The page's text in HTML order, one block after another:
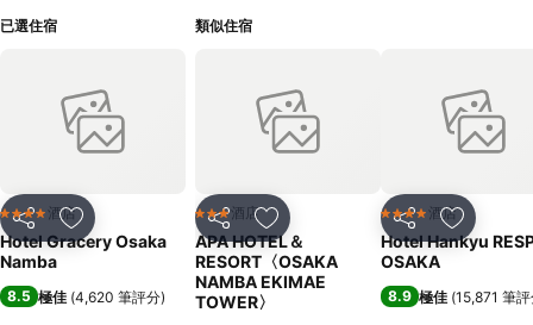
已選住宿
分享 放到收藏夾
4 星級 酒店
Hotel Gracery Osaka
Namba
8.5 極佳 (4,620 筆評分)
類似住宿
分享 放到收藏夾
3 星級酒店
APA HOTEL＆
RESORT〈OSAKA
NAMBA EKIMAE
TOWER〉
分享 放到收藏
4 星級 酒店
Hotel Hankyu
OSAKA
8.9 極佳 (15,871 筆